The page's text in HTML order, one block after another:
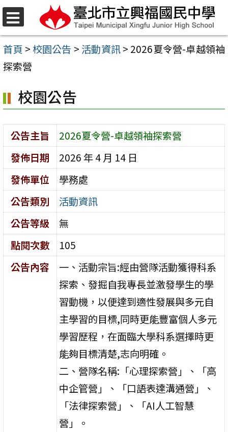
選
單
跳
至
主
要
容
區
首頁 >校園公告 > 活動資訊> 2026夏令營-卓越領袖
探索營
校園公告
公告主旨
2026夏令營-卓越領袖探索營
發佈日期
2026 年 4 月 14 日
發佈單位
學務處
公告類別
活動資訊
公告等級
無
點閱次數
105
公告內容
一、活動宗旨:經由營隊活動獲得科系
探索、發掘自我專長並激發學生的學
習動機，以便達到適性發展與多元自
主學習的目標,同時更能豐富個人多元
學習歷程，在面臨大學科系選擇時更
能夠目標清楚,志向明確。
二、營隊名稱:「心理探索營」、「高
中企管營」、「口語表達溝通營」、
「法律探索營」、「AI人工智慧
營」。